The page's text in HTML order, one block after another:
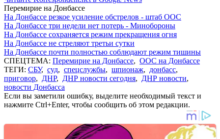
Перемирие на Донбассе
На Донбассе резкое усиление обстрелов - штаб ООС
На Донбассе три недели нет потерь - Минобороны
На Донбассе сохраняется режим прекращения огня
На Донбассе не стреляют третьи сутки
На Донбассе почти полностью соблюдают режим тишины
СПЕЦТЕМА: Перемирие на Донбассе, ООС на Донбассе
ТЕГИ: СБУ, суд, спецслужбы, шпионаж, донбасс,
приговор, ДНР, ДНР новости сегодня, ДНР новости,
новости Донбасса
Если вы заметили ошибку, выделите необходимый текст и
нажмите Ctrl+Enter, чтобы сообщить об этом редакции.